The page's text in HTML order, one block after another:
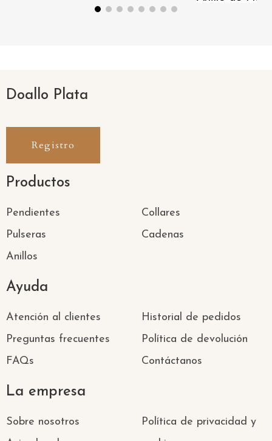
Doallo Plata
Registro
Productos
Pendientes
Pulseras
Anillos
Collares
Cadenas
Ayuda
Atención al clientes
Preguntas frecuentes
FAQs
Historial de pedidos
Política de devolución
Contáctanos
La empresa
Sobre nosotros
Política de privacidad y